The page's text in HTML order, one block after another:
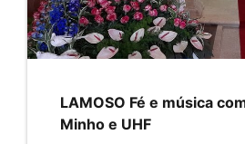
LAMOSO Fé e música
Minho e UHF